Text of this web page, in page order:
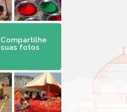
Compartilhe
suas fotos